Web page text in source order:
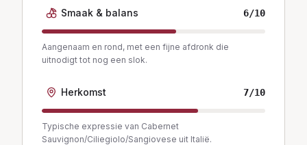
Smaak & balans 6/10
Aangenaam en rond, met een fijne afdronk die
uitnodigt tot nog een slok.
Herkomst 7/10
Typische expressie van Cabernet
Sauvignon/Ciliegiolo/Sangiovese uit Italië.